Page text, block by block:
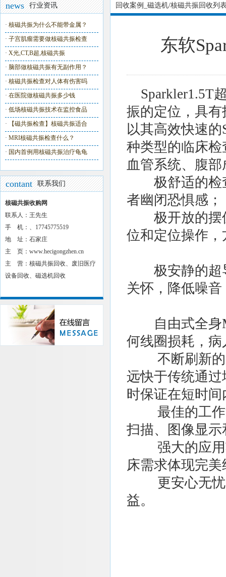
news 行业资讯
· 核磁共振为什么不能带金属？
· 子宫肌瘤需要做核磁共振检查
· X光,CT,B超,核磁共振
· 脑部做核磁共振有无副作用？
· 核磁共振检查对人体有伤害吗
· 在医院做核磁共振多少钱
· 低场核磁共振技术在监控食品
·
【磁共振检查】核磁共振适合
· MRI核磁共振检查什么？
· 国内首例用核磁共振治疗龟龟
contant 联系我们
核磁共振收购网
联系人：王先生
手 机：、17745775519
地 址：石家庄
主 页：www.hecigongzhen.cn
主 营：核磁共振回收、废旧医疗
设备回收、磁选机回收
回收案例_磁选机/核磁共振回收列
东软
Sparkler1.5T
振的定位，具
以其高效快速
种类型的临床
血管系统、腹
极舒适的检查
者幽闭恐惧感；
极开放的摆位
位和定位操作
极安静的超导
关怀，降低噪
自由式全身
何线圈损耗，
不断刷新的采
远快于传统通
时保证在短时
最佳的工作
扫描、图像显
强大的应用
床需求体现完
更安心无忧
益。